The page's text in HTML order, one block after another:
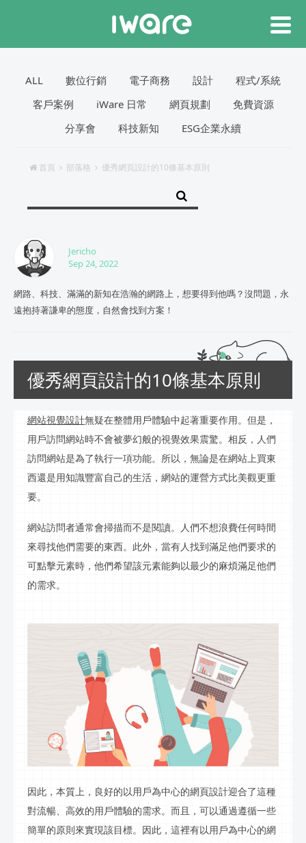
ALL 數位行銷 電子商務 設計
程式/系統
客戶案例
iWare 日常 網頁規劃
免費資源
分享會
科技新知 ESG企業永續
首頁 部落格 優秀網頁設計的10條基本原則
Jericho
Sep 24, 2022
網路、科技、滿滿的新知在浩瀚的網路上，想要得到他嗎？沒問題，永
遠抱持著謙卑的態度，自然會找到方案！
優秀網頁設計的10條基本原則
網站視覺設計無疑在整體用戶體驗中起著重要作用。但是，
用戶訪問網站時不會被夢幻般的視覺效果震驚。相反，人們
訪問網站是為了執行一項功能。所以，無論是在網站上買東
西還是用知識豐富自己的生活，網站的運營方式比美觀更重
要。
網站訪問者通常會掃描而不是閱讀。人們不想浪費任何時間
來尋找他們需要的東西。此外，當有人找到滿足他們要求的
可點擊元素時，他們希望該元素能夠以最少的麻煩滿足他們
的需求。
因此，本質上，良好的以用戶為中心的網頁設計迎合了這種
對流暢、高效的用戶體驗的需求。而且，可以通過遵循一些
簡單的原則來實現該目標。因此，這裡有以用戶為中心的網